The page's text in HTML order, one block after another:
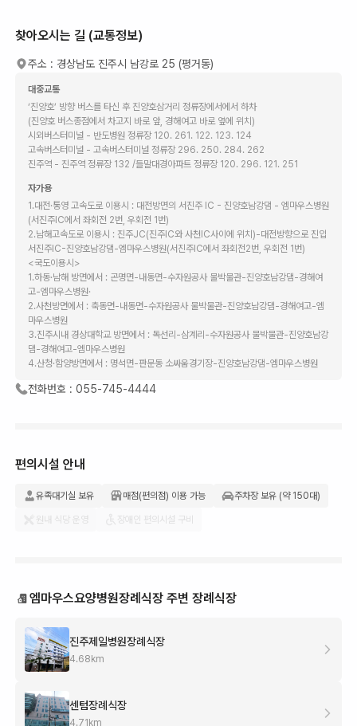
찾아오시는 길 (교통정보)
주소 : 경상남도 진주시 남강로 25 (평거동)
대중교통
‘진양호’ 방향 버스를 타신 후 진양호삼거리 정류장에서에서 하차
(진양호 버스종점에서 차고지 바로 앞, 경해여고 바로 옆에 위치)
시외버스터미널 - 반도병원 정류장 120. 261. 122. 123. 124
고속버스터미널 - 고속버스터미널 정류장 296. 250. 284. 262
진주역 - 진주역 정류장 132 /들말대경아파트 정류장 120. 296. 121. 251
자가용
1.대전·통영 고속도로 이용시 : 대전방면의 서진주 IC - 진양호남강댐 - 엠마우스병원
(서진주IC에서 좌회전 2번, 우회전 1번)
2.남해고속도로 이용시 : 진주JC(진주IC와 사천IC사이에 위치)-대전방향으로 진입
서진주IC-진양호남강댐-엠마우스병원(서진주IC에서 좌회전2번, 우회전 1번)
<국도이용시>
1.하동·남해 방면에서 : 곤명면-내동면-수자원공사 물박물관-진양호남강댐-경해여
고-엠마우스병원·
2.사천방면에서 : 축동면-내동면-수자원공사 물박물관-진양호남강댐-경해여고-엠
마우스병원
3.진주시내 경상대학교 방면에서 : 독선리-삼계리-수자원공사 물박물관-진양호남강
댐-경해여고-엠마우스병원
4.산청·함양방면에서 : 명석면-판문동 소싸움경기장-진양호남강댐-엠마우스병원
전화번호 : 055-745-4444
편의시설 안내
유족대기실 보유 매점(편의점) 이용 가능 주차장 보유 (약 150대)
원내 식당 운영 장애인 편의시설 구비
엠마우스요양병원장례식장 주변 장례식장
진주제일병원장례식장
4.68 km
센텀장례식장
4.71 km